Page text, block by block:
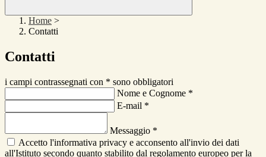
Home >
Contatti
Contatti
i campi contrassegnati con * sono obbligatori
Nome e Cognome *
E-mail *
Messaggio *
Accetto l'informativa privacy e acconsento all'invio dei dati
all'Istituto secondo quanto stabilito dal regolamento europeo per la